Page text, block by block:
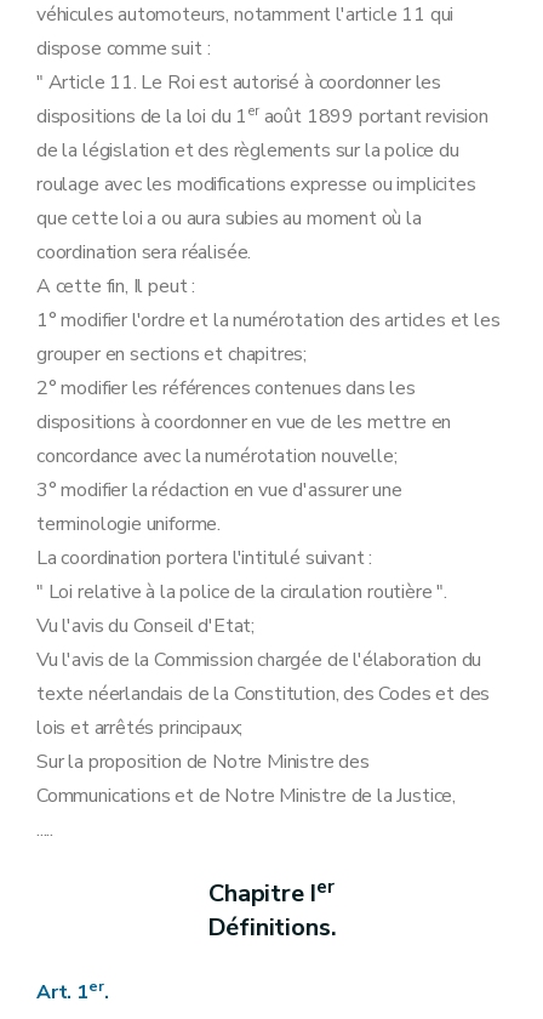
Chapitre V Appel.
Art. 18
Chapitre VI
Sanctions pénales.
Art. 19
Art. 20
Art. 21
Art. 21bis
Art. 22
Art. 22
Art. 23
Art. 24
Art. 25
Art. 26
Art. 27
Art. 27bis
Art. 28
Chapitre VII _ Dispositions spéciales pour navires battant pavillon étranger.
Art. 29
Art. 30
Chapitre IX _ Dispositions finales.
Art. 32
Art. 32bis
Art. 33
Art. 34
Art. 35
véhicules automoteurs, notamment l'article 11 qui
dispose comme suit :
" Article 11. Le Roi est autorisé à coordonner les
dispositions de la loi du 1eraoût 1899 portant revision
de la législation et des règlements sur la police du
roulage avec les modifications expresse ou implicites
que cette loi a ou aura subies au moment où la
coordination sera réalisée.
A cette fin, Il peut :
1° modifier l'ordre et la numérotation des articles et les
grouper en sections et chapitres;
2° modifier les références contenues dans les
dispositions à coordonner en vue de les mettre en
concordance avec la numérotation nouvelle;
3° modifier la rédaction en vue d'assurer une
terminologie uniforme.
La coordination portera l'intitulé suivant :
" Loi relative à la police de la circulation routière ".
Vu l'avis du Conseil d'Etat;
Vu l'avis de la Commission chargée de l'élaboration du
texte néerlandais de la Constitution, des Codes et des
lois et arrêtés principaux;
Sur la proposition de Notre Ministre des
Communications et de Notre Ministre de la Justice,
.....
Chapitre Ier
Définitions.
Art. 1er.